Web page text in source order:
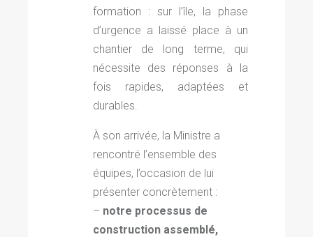
formation : sur l’île, la phase
d’urgence a laissé place à un
chantier de long terme, qui
nécessite des réponses à la
fois rapides, adaptées et
durables.
À son arrivée, la Ministre a
rencontré l’ensemble des
équipes, l’occasion de lui
présenter concrètement :
– notre processus de
construction assemblé,